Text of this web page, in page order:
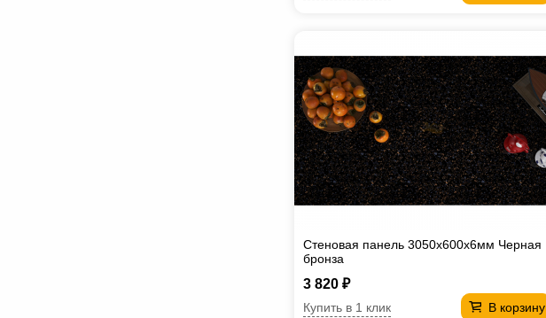
Стеновая панель 3050х600х6мм Черная
бронза
3 820 ₽
В корзину
Купить в 1 клик